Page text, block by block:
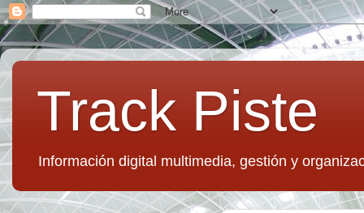
Track Piste
Información digital multimedia, gestión y